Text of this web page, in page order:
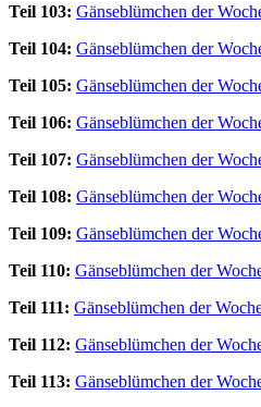
Teil 103: Gänseblümchen der
Teil 104: Gänseblümchen der
Teil 105: Gänseblümchen der
Teil 106: Gänseblümchen der
Teil 107: Gänseblümchen der
Teil 108: Gänseblümchen der
Teil 109: Gänseblümchen der
Teil 110: Gänseblümchen der
Teil 111: Gänseblümchen der
Teil 112: Gänseblümchen der
Teil 113: Gänseblümchen der